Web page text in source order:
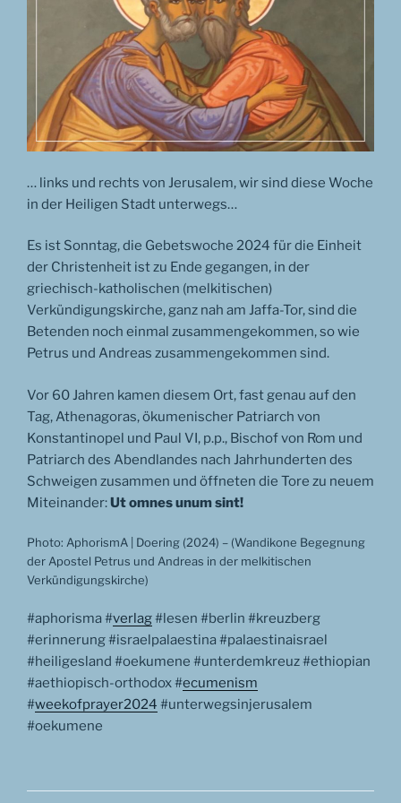
… links und rechts von Jerusalem, wir sind diese Woche
in der Heiligen Stadt unterwegs…
Es ist Sonntag, die Gebetswoche 2024 für die Einheit
der Christenheit ist zu Ende gegangen, in der
griechisch-katholischen (melkitischen)
Verkündigungskirche, ganz nah am Jaffa-Tor, sind die
Betenden noch einmal zusammengekommen, so wie
Petrus und Andreas zusammengekommen sind.
Vor 60 Jahren kamen diesem Ort, fast genau auf den
Tag, Athenagoras, ökumenischer Patriarch von
Konstantinopel und Paul VI, p.p., Bischof von Rom und
Patriarch des Abendlandes nach Jahrhunderten des
Schweigen zusammen und öffneten die Tore zu neuem
Miteinander:Ut omnes unum sint!
Photo: AphorismA | Doering (2024) – (Wandikone Begegnung
der Apostel Petrus und Andreas in der melkitischen
Verkündigungskirche)
#aphorisma #verlag#lesen #berlin #kreuzberg
#erinnerung #israelpalaestina #palaestinaisrael
#heiligesland #oekumene #unterdemkreuz #ethiopian
#aethiopisch-orthodox #ecumenism
#weekofprayer2024 #unterwegsinjerusalem
#oekumene